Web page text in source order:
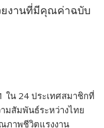
ยงานที่มีคุณค่าฉบับ
ใน 24 ประเทศสมาชิกที่
มสัมพันธ์ระหว่างไทย
ภาพชีวิตแรงงาน